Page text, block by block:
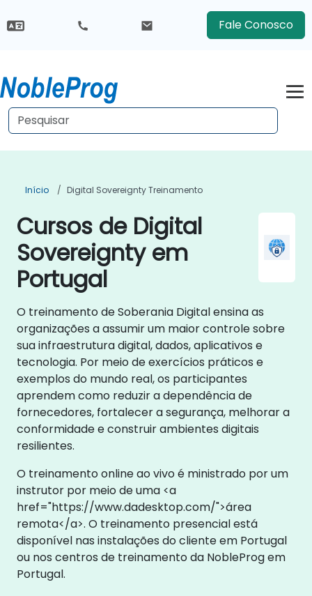
Fale Conosco
Início Digital Sovereignty Treinamento
Cursos de Digital
Sovereignty em
Portugal
O treinamento de Soberania Digital ensina as
organizações a assumir um maior controle sobre
sua infraestrutura digital, dados, aplicativos e
tecnologia. Por meio de exercícios práticos e
exemplos do mundo real, os participantes
aprendem como reduzir a dependência de
fornecedores, fortalecer a segurança, melhorar a
conformidade e construir ambientes digitais
resilientes.
O treinamento online ao vivo é ministrado por um
instrutor por meio de uma <a
href="https://www.dadesktop.com/">área
remota</a>. O treinamento presencial está
disponível nas instalações do cliente em Portugal
ou nos centros de treinamento da NobleProg em
Portugal.